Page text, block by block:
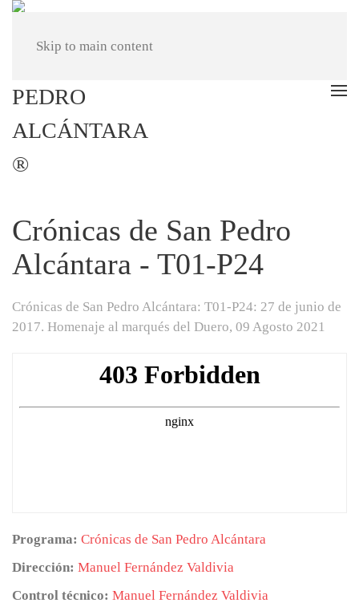
Skip to main content
Crónicas de San Pedro
Alcántara - T01-P24
Crónicas de San Pedro Alcántara: T01-P24: 27 de junio de
2017. Homenaje al marqués del Duero, 09 Agosto 2021
Programa: Crónicas de San Pedro Alcántara
Dirección: Manuel Fernández Valdivia
Control técnico: Manuel Fernández Valdivia